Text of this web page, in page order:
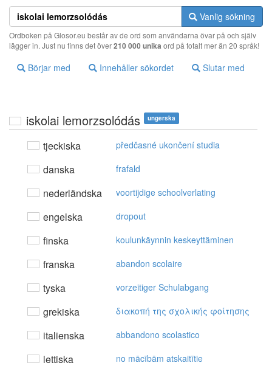
Vanlig sökning
Ordboken på Glosor.eu består av de ord som användarna övar på och själv
lägger in. Just nu finns det över210 000 unika ord på totalt mer än 20 språk!
Börjar med Innehåller sökordet Slutar med
iskolai lemorzsolódás ungerska
tjeckiska předčasné ukončení studia
danska frafald
nederländska voortijdige schoolverlating
engelska dropout
finska koulunkäynnin keskeyttäminen
franska abandon scolaire
tyska vorzeitiger Schulabgang
grekiska διακoπή της σχoλικής φoίτησης
italienska abbandono scolastico
lettiska no mācībām atskaitītie